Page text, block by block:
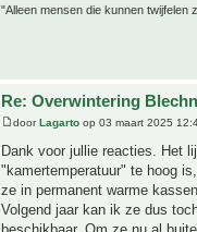
"Alleen mensen die kunnen twijfelen
Re: Overwintering
doorLagarto op 03 maart 2025
Dank voor jullie reacties. Het
"kamertemperatuur" te hoog
ze in permanent warme kassen.
Volgend jaar kan ik ze dus